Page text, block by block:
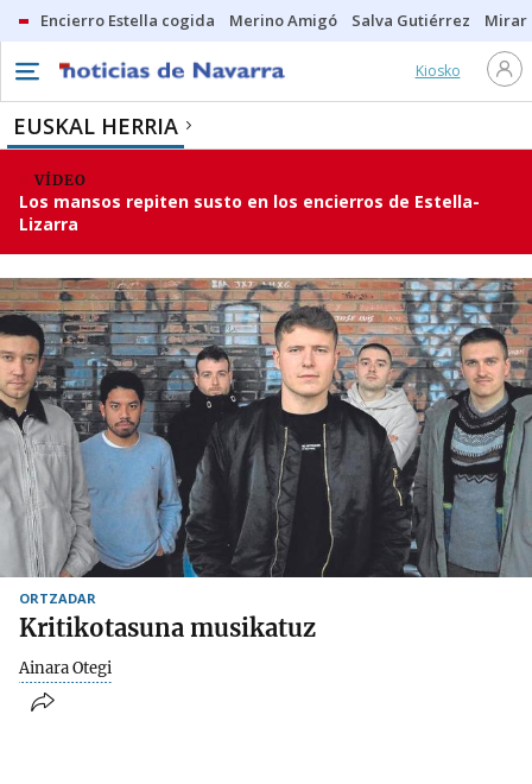
Encierro Estella cogida Merino Amigó Salva Gutiérrez Mirar
Kiosko
EUSKAL HERRIA
VÍDEO
Los mansos repiten susto en los encierros de Estella-
Lizarra
ORTZADAR
Kritikotasuna musikatuz
Ainara Otegi